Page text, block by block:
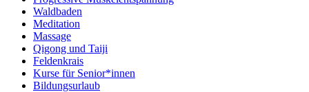
Waldbaden
Meditation
Massage
Qigong und Taiji
Feldenkrais
Kurse für Senior*innen
Bildungsurlaub